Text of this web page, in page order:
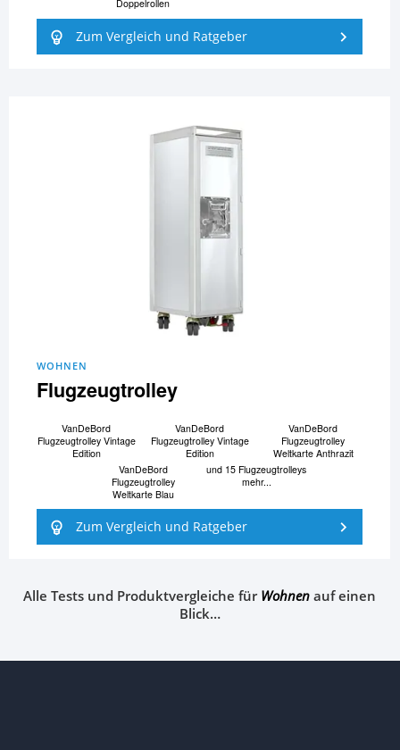
Doppelrollen
Zum Vergleich und Ratgeber
WOHNEN
Flugzeugtrolley
VanDeBord
Flugzeugtrolley Vintage
Edition
VanDeBord
Flugzeugtrolley Vintage
Edition
VanDeBord
Flugzeugtrolley
Weltkarte Anthrazit
VanDeBord
Flugzeugtrolley
Weltkarte Blau
und 15 Flugzeugtrolleys
mehr...
Zum Vergleich und Ratgeber
Alle Tests und Produktvergleiche fürWohnenauf einen
Blick…